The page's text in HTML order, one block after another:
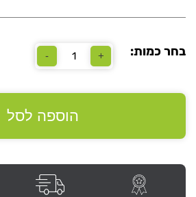
בחר כמות: +
כמות
"נאפולי"
-
הוספה לסל